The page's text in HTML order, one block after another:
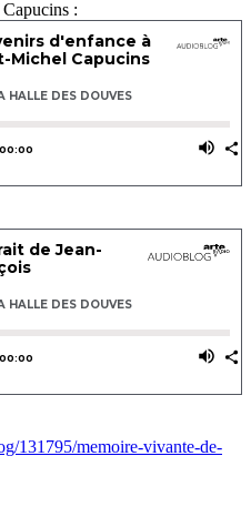
:
131795/memoire-vivante-de-